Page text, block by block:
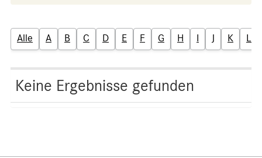
Alle A B C D E F G H I J K L
Keine Ergebnisse gefunden